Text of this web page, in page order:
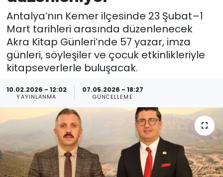
Antalya’nın Kemer ilçesinde 23 Şubat–1
Mart tarihleri arasında düzenlenecek
Akra Kitap Günleri’nde 57 yazar, imza
günleri, söyleşiler ve çocuk etkinlikleriyle
kitapseverlerle buluşacak.
10.02.2026 - 12:02
YAYINLANMA
07.05.2026 - 18:27
GÜNCELLEME
Eğitim
Kültür-sanat
Sağlık
Teknoloji
Resmi İlanlar
Kültür-sanat
Sağlık
Spor
Yaşam
Künye
Gizlilik Sözleşmesi
Son Dakika Haberleri
Haber Arşivi